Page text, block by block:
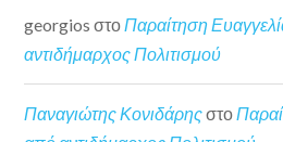
georgios στοΠαραίτηση
αντιδήμαρχος Πολιτισμού
Παναγιώτης Κονιδάρηςστο